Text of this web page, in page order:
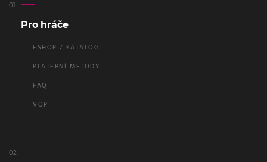
Pro hráče
ESHOP / KATALOG
PLATEBNÍ METODY
FAQ
VOP